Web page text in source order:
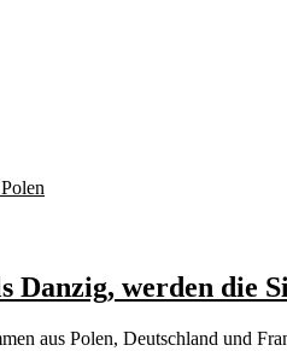
werden die
aus Polen, Deutschland und